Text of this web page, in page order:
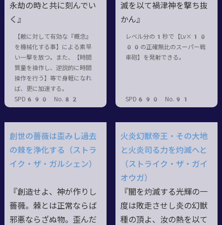
永劫の時と共に刻んでい
く』
【敵に対して有効な『概念』
を機械化する事】による素早
い一撃を放つ。また、【時間
質量を操作し、逆説的に時間
操作を行う】等で身軽になれ
ば、更に加速する。
SPD690 No.82
滅を以て禍津神を撃ち抜
かん』
レベル分の1秒で【Lv×10
00の正確無比のスーパー戦
車砲】を発射できる。
SPD690 No.91
創世の薔薇は歪みし過去
の棘を浄化する（ストラ
イク・ザ・ガルシェン）
『創造せよ、神が作りし
薔薇。棘とは正常ならば
邪悪ならざぬ物。歪んだ
火炎幻獣帝王・その大地
と火炎司る力を灼滅へと
（ストライク・ザ・ガイ
オウガ）
『闇を灼滅する光輝の一
度は敗走させし炎の幻獣
種の頂よ、汝の熱を以て